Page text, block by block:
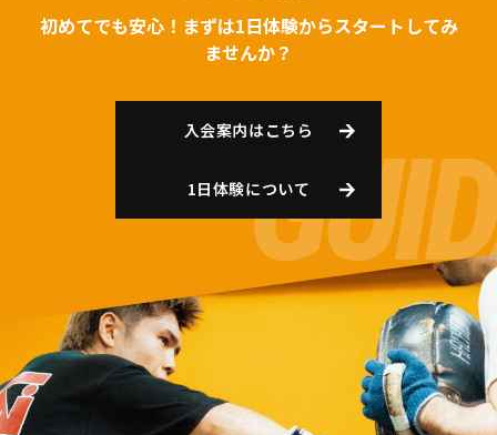
初めてでも安心！まずは1日体験からスタートしてみ
ませんか？
入会案内はこちら
1日体験について